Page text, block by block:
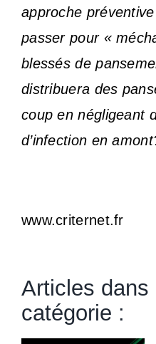
approche
passer pour «
blessés de
distribuera des
coup en négligeant
d’infection en
www.criternet.fr
Articles dans
catégorie :